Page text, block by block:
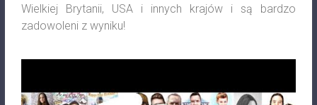
Wielkiej Brytanii, USA i innych krajów i są bardzo
zadowoleni z wyniku!